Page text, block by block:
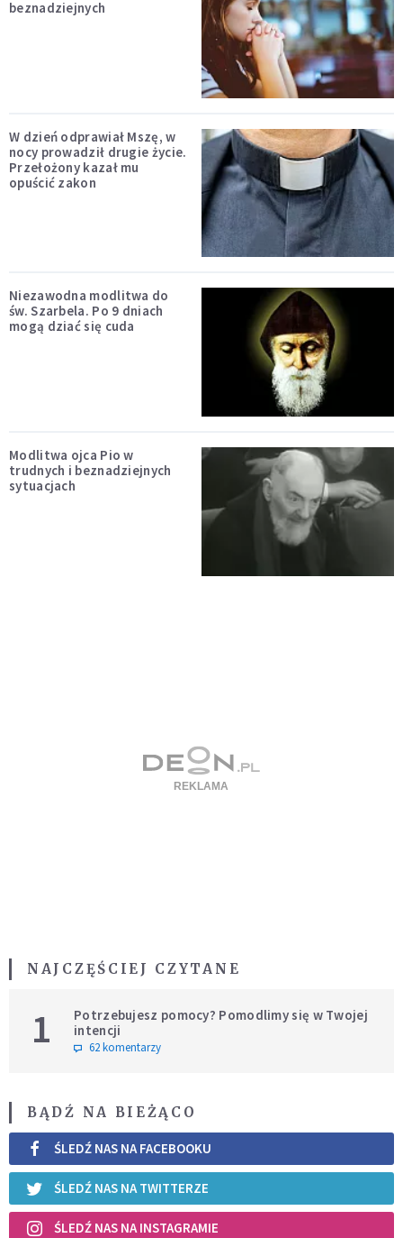
beznadziejnych
W dzień odprawiał Mszę, w
nocy prowadził drugie życie.
Przełożony kazał mu
opuścić zakon
Niezawodna modlitwa do
św. Szarbela. Po 9 dniach
mogą dziać się cuda
Modlitwa ojca Pio w
trudnych i beznadziejnych
sytuacjach
NAJCZĘŚCIEJ CZYTANE
1
Potrzebujesz pomocy? Pomodlimy się w Twojej
intencji
62 komentarzy
BĄDŹ NA BIEŻĄCO
ŚLEDŹ NAS NA FACEBOOKU
ŚLEDŹ NAS NA TWITTERZE
ŚLEDŹ NAS NA INSTAGRAMIE